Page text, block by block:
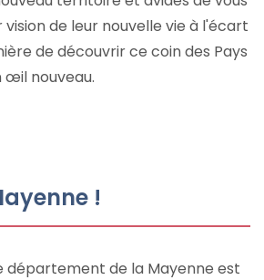
de leur nouvelle vie à l'écart
de découvrir ce coin des Pays
œil nouveau.
!
département de la Mayenne est